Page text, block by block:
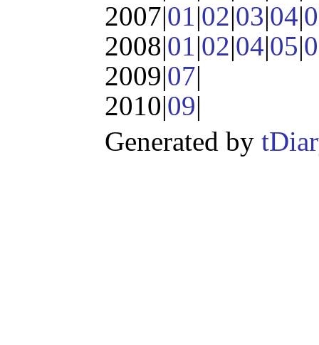
2007|01|02|03|04|
2008|01|02|04|05|
2009|07|
2010|09|
Generated by